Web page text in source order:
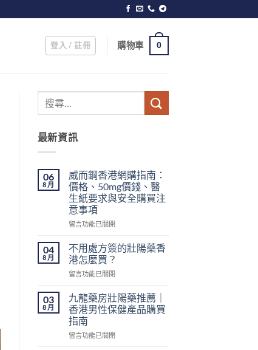
登入 / 註冊 購物車 0
最新資訊
06
8 月
威而鋼香港網購指南：
價格、50mg價錢、醫
生紙要求與安全購買注
意事項
在
而
鋼
香
港
購
指
南：
價
格、
留言功能已關閉
04
8 月
不用處方簽的壯陽藥香
港怎麼買？
在
用
處
方
簽
的
留言功能已關閉
03
8 月
九龍藥房壯陽藥推薦｜
香港男性保健產品購買
指南
在
留言功能已關閉